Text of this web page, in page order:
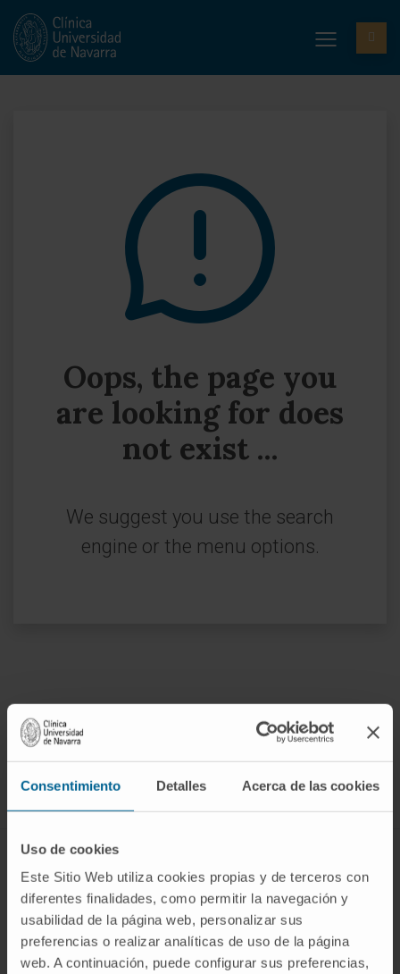
Consentimiento Detalles Acerca de las cookies
Uso de cookies
Este Sitio Web utiliza cookies propias y de terceros con
diferentes finalidades, como permitir la navegación y
usabilidad de la página web, personalizar sus
preferencias o realizar analíticas de uso de la página
web. A continuación, puede configurar sus preferencias,
Oops, the page you
are looking for does
not exist ...
We suggest you use the search
engine or the menu options.
Join our community! SUBSCRIBE
Follow us
Diseases
Diagnostic procedures
Treatments